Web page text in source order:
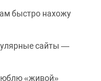
быстро нахожу
сайты —
«живой»